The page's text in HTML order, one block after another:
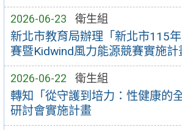
2026-06-23 衛生組
新北市教育局辦理「新北市115
賽暨Kidwind風力能源競賽實施計
2026-06-22 衛生組
轉知「從守護到培力：性健康的
研討會實施計畫